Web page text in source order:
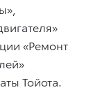
«Ремонт
Тойота.